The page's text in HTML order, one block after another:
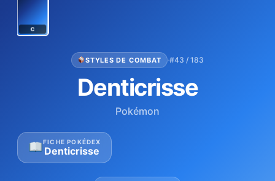
C
STYLES DE COMBAT ·#43 / 183
Denticrisse
Pokémon
FICHE POKÉDEX
Denticrisse